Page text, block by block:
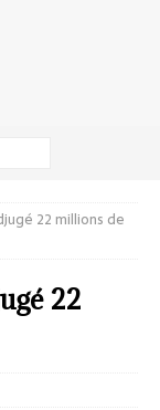
22 millions de
22